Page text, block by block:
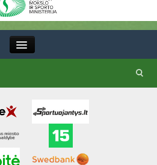
SFL taurė
7x7 CUP